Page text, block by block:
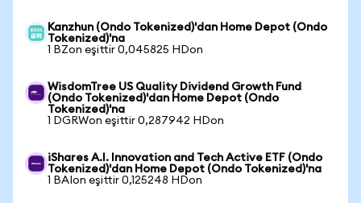
Kanzhun (Ondo Tokenized)'dan Home Depot (Ondo
Tokenized)'na
1 BZon eşittir 0,045825 HDon
WisdomTree US Quality Dividend Growth Fund
(Ondo Tokenized)'dan Home Depot (Ondo
Tokenized)'na
1 DGRWon eşittir 0,287942 HDon
iShares A.I. Innovation and Tech Active ETF (Ondo
Tokenized)'dan Home Depot (Ondo Tokenized)'na
1 BAIon eşittir 0,125248 HDon